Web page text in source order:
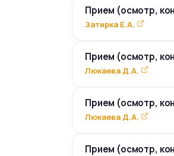
Прием (осмотр,
Затирка Е.А.
Прием (осмотр,
Люкаева Д.А.
Прием (осмотр,
Люкаева Д.А.
Прием (осмотр,